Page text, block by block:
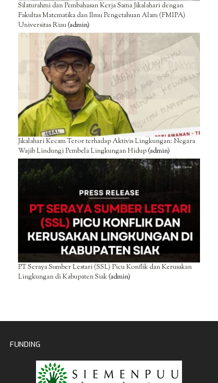
Silaturahmi dan Pembahasan Kerja Sama Jikalahari dengan
Fakultas Matematika dan Ilmu Pengetahuan Alam (FMIPA)
Universitas Riau(admin)
Jikalahari Kecam Teror terhadap Aktivis Lingkungan: Negara
Wajib Lindungi Pembela Lingkungan Hidup(admin)
PT Seraya Sumber Lestari (SSL) Picu Konflik dan Kerusakan
Lingkungan di Kabupaten Siak(admin)
FUNDING